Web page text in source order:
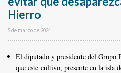
Hierro
5 de marzo de 2024
El diputado y presidente del Grupo
que este cultivo, presente en la isla